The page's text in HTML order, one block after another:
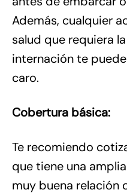
Además, cualquier
salud que requiera
internación te
caro.
Cobertura básica:
Te recomiendo
que tiene una
muy buena relación